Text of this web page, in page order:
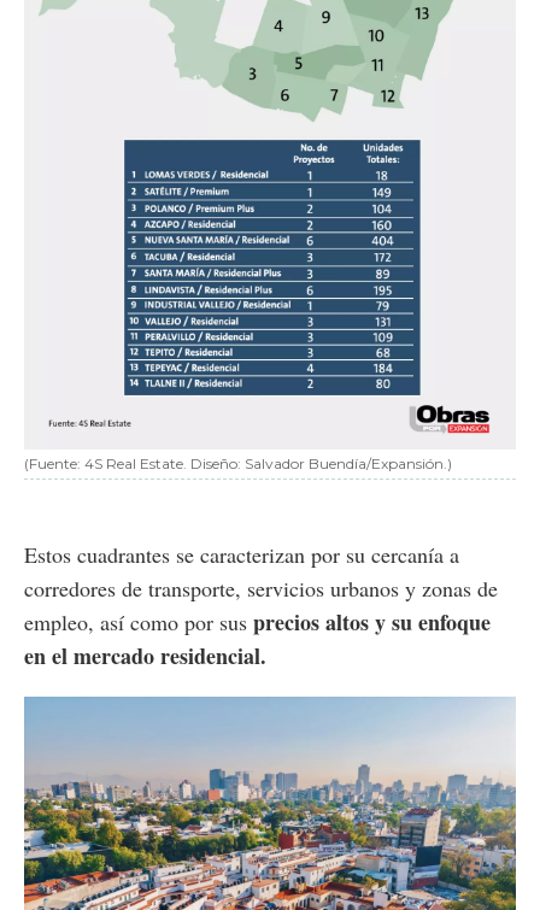
(Fuente: 4S Real Estate. Diseño: Salvador Buendía/Expansión.)
Estos cuadrantes se caracterizan por su cercanía a
corredores de transporte, servicios urbanos y zonas de
empleo, así como por sus precios altos y su enfoque
en el mercado residencial.